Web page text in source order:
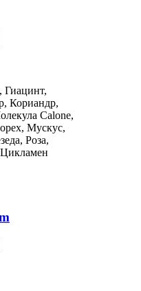
Гиацинт,
Кориандр,
Calone,
Мускус,
Роза,